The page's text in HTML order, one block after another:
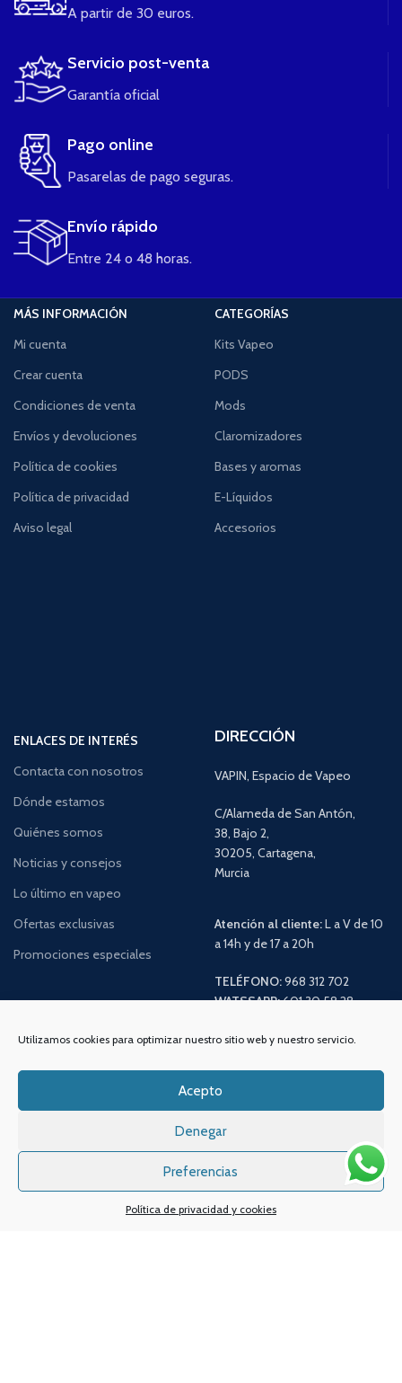
Utilizamos cookies para optimizar nuestro sitio web y nuestro servicio.
Acepto
Denegar
Preferencias
Política de privacidad y cookies
A partir de 30 euros.
Servicio post-venta
Garantía oficial
Pago online
Pasarelas de pago seguras.
Envío rápido
Entre 24 o 48 horas.
MÁS INFORMACIÓN
Mi cuenta
Crear cuenta
Condiciones de venta
Envíos y devoluciones
Política de cookies
Política de privacidad
Aviso legal
CATEGORÍAS
Kits Vapeo
PODS
Mods
Claromizadores
Bases y aromas
E-Líquidos
Accesorios
ENLACES DE INTERÉS
Contacta con nosotros
Dónde estamos
Quiénes somos
Noticias y consejos
Lo último en vapeo
Ofertas exclusivas
Promociones especiales
DIRECCIÓN
VAPIN, Espacio de Vapeo
C/Alameda de San Antón,
38, Bajo 2,
30205, Cartagena,
Murcia
Atención al cliente:L a V de 10
a 14h y de 17 a 20h
TELÉFONO:968 312 702
WATSSAPP:601 30 58 28